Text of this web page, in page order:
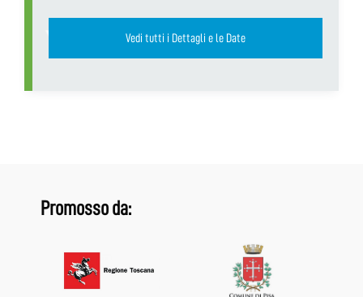
Vedi tutti i Dettagli e le Date
Promosso da: